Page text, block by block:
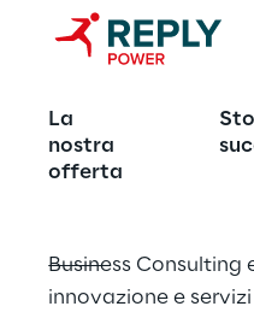
La
nostra
offerta
Unleash
Business Consulting
innovazione e